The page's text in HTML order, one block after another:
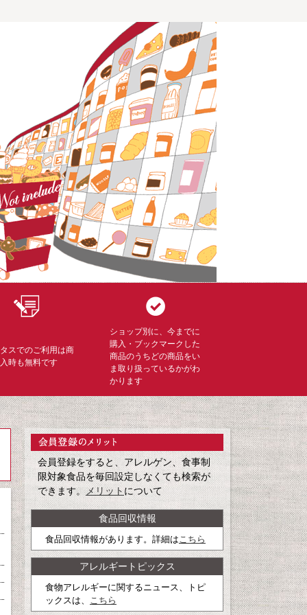
スでのご利用は商
時も無料です
ショップ別に、今までに
購入・ブックマークした
商品のうちどの商品をい
ま取り扱っているかがわ
かります
会員登録をすると、アレルゲン、食事制
限対象食品を毎回設定しなくても検索が
できます。メリットについて
食品回収情報
食品回収情報があります。詳細は こちら
アレルギートピックス
食物アレルギーに関するニュース、トピ
ックスは、
こちら